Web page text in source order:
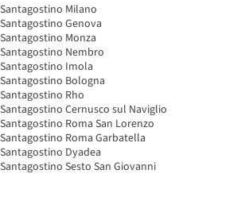
Santagostino Milano
Santagostino Genova
Santagostino Monza
Santagostino Nembro
Santagostino Imola
Santagostino Bologna
Santagostino Rho
Santagostino Cernusco sul Naviglio
Santagostino Roma San Lorenzo
Santagostino Roma Garbatella
Santagostino Dyadea
Santagostino Sesto San Giovanni